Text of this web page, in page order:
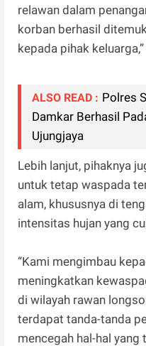
relawan dalam
korban berhasil
kepada pihak
ALSO READ : Polres
Damkar Berhasil
Ujungjaya
Lebih lanjut, pihaknya
untuk tetap waspada
alam, khususnya di
intensitas hujan yang
“Kami mengimbau
meningkatkan
di wilayah rawan
terdapat tanda-tanda
mencegah hal-hal yang